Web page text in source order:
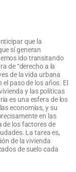
que la
sí generan
ido transitando
de “derecho a la
de la vida urbana
paso de los años. El
y las políticas
es una esfera de los
economías, y su
en las
de los factores de
La tarea es,
de la vivienda
de suelo cada